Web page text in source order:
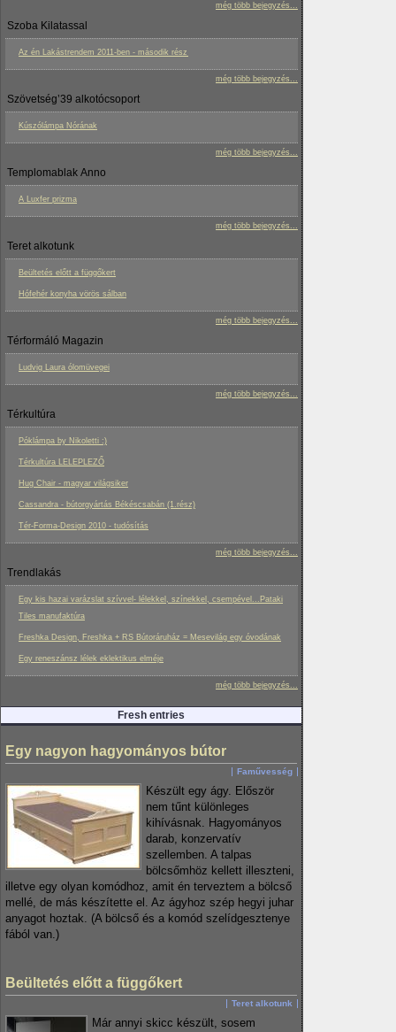
még több bejegyzés...
Szoba Kilatassal
Az én Lakástrendem 2011-ben - második rész
még több bejegyzés...
Szövetség’39 alkotócsoport
Kúszólámpa Nórának
még több bejegyzés...
Templomablak Anno
A Luxfer prizma
még több bejegyzés...
Teret alkotunk
Beültetés előtt a függőkert
Hófehér konyha vörös sálban
még több bejegyzés...
Térformáló Magazin
Ludvig Laura ólomüvegei
még több bejegyzés...
Térkultúra
Póklámpa by Nikoletti :)
Térkultúra LELEPLEZŐ
Hug Chair - magyar világsiker
Cassandra - bútorgyártás Békéscsabán (1.rész)
Tér-Forma-Design 2010 - tudósítás
még több bejegyzés...
Trendlakás
Egy kis hazai varázslat szívvel- lélekkel, színekkel, csempével...Pataki
Tiles manufaktúra
Freshka Design, Freshka + RS Bútoráruház = Mesevilág egy óvodának
Egy reneszánsz lélek eklektikus elméje
még több bejegyzés...
Fresh entries
Egy nagyon hagyományos bútor
Faművesség
Készült egy ágy. Először
nem tűnt különleges
kihívásnak. Hagyományos
darab, konzervatív
szellemben. A talpas
bölcsőmhöz kellett illeszteni,
illetve egy olyan komódhoz, amit én terveztem a bölcső
mellé, de más készítette el. Az ágyhoz szép hegyi juhar
anyagot hoztak. (A bölcső és a komód szelídgesztenye
fából van.)
Beültetés előtt a függőkert
Teret alkotunk
Már annyi skicc készült, sosem